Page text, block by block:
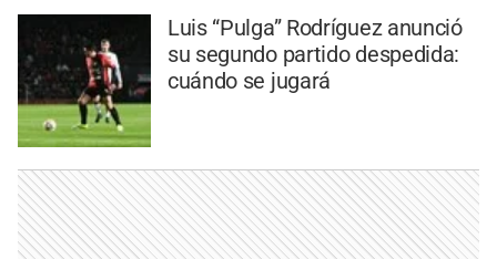
Luis “Pulga” Rodríguez anunció
su segundo partido despedida:
cuándo se jugará